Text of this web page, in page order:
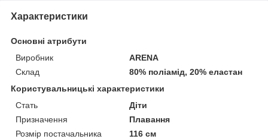
Характеристики
Основні атрибути
Виробник
ARENA
Склад
80% поліамід, 20% еластан
Користувальницькі характеристики
Стать
Діти
Призначення
Плавання
Розмір постачальника
116 см